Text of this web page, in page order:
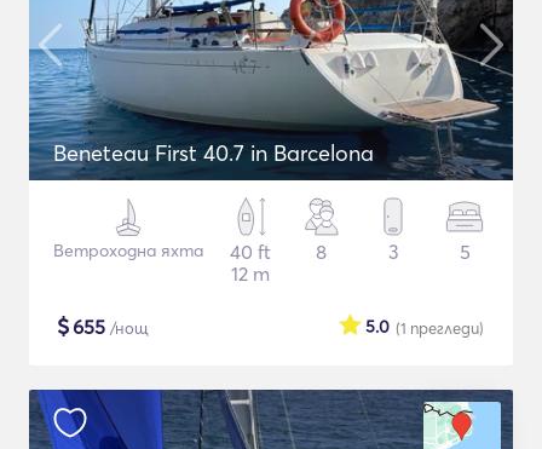
Beneteau First 40.7 in Barcelona
Ветроходна яхта
40 ft
12 m
8 3 5
$655 /нощ (1 прегледи)
5.0